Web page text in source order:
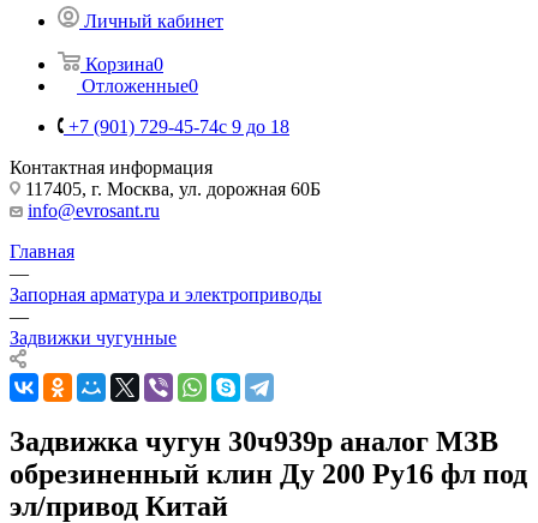
Личный кабинет
Корзина0
Отложенные0
+7 (901) 729-45-74c 9 до 18
Контактная информация
117405, г. Москва, ул. дорожная 60Б
info@evrosant.ru
Главная
—
Запорная арматура и электроприводы
—
Задвижки чугунные
Задвижка чугун 30ч939р аналог МЗВ
обрезиненный клин Ду 200 Ру16 фл под
эл/привод Китай